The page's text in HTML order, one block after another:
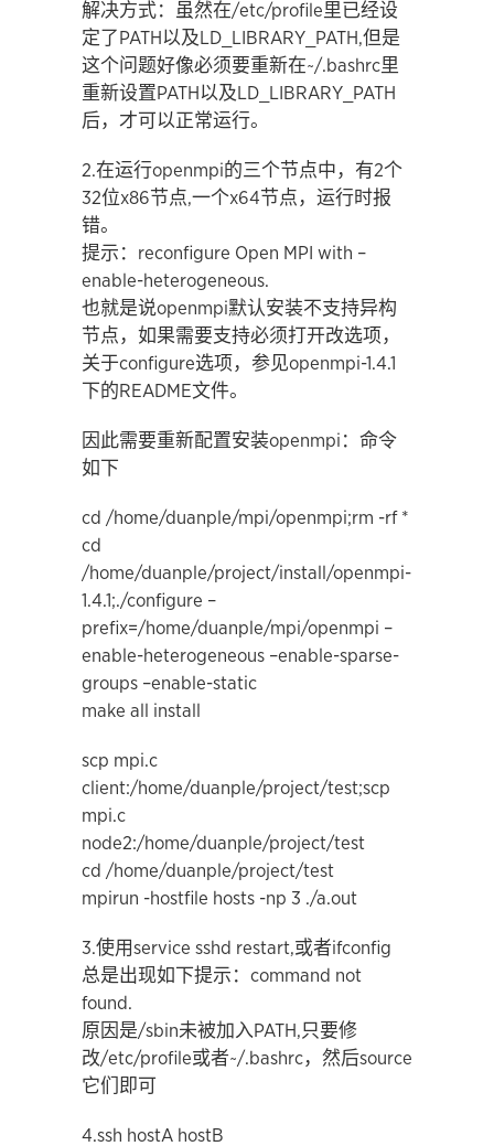
解决方式：虽然在/etc/profile里已经设
定了PATH以及LD_LIBRARY_PATH,但是
这个问题好像必须要重新在~/.bashrc里
重新设置PATH以及LD_LIBRARY_PATH
后，才可以正常运行。
2.在运行openmpi的三个节点中，有2个
32位x86节点,一个x64节点，运行时报
错。
提示：reconfigure Open MPI with –
enable-heterogeneous.
也就是说openmpi默认安装不支持异构
节点，如果需要支持必须打开改选项，
关于configure选项，参见openmpi-1.4.1
下的README文件。
因此需要重新配置安装openmpi：命令
如下
cd /home/duanple/mpi/openmpi;rm -rf *
cd
/home/duanple/project/install/openmpi-
1.4.1;./configure –
prefix=/home/duanple/mpi/openmpi –
enable-heterogeneous –enable-sparse-
groups –enable-static
make all install
scp mpi.c
client:/home/duanple/project/test;scp
mpi.c
node2:/home/duanple/project/test
cd /home/duanple/project/test
mpirun -hostfile hosts -np 3 ./a.out
3.使用service sshd restart,或者ifconfig
总是出现如下提示：command not
found.
原因是/sbin未被加入PATH,只要修
改/etc/profile或者~/.bashrc，然后source
它们即可
4.ssh hostA hostB